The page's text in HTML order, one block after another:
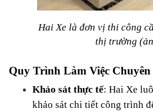
Hai Xe là đơn vị thi công
thị trường
Quy Trình Làm Việc Chuyên
Khảo sát thực tế: Hai Xe
khảo sát chi tiết công trình